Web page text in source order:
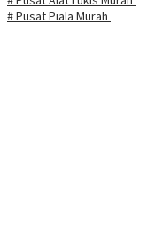
# Pusat Piala Murah